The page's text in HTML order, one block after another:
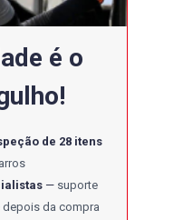
é o
de 28 itens
suporte
da compra